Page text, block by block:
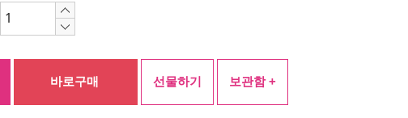
바로구매 선물하기 보관함 +